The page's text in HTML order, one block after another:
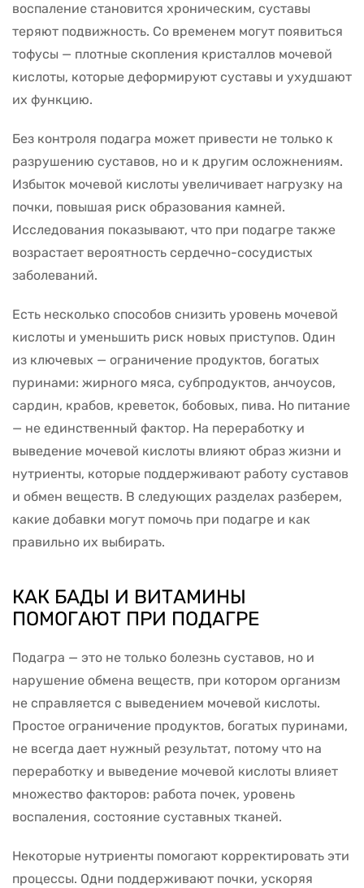
воспаление становится хроническим, суставы
теряют подвижность. Со временем могут появиться
тофусы — плотные скопления кристаллов мочевой
кислоты, которые деформируют суставы и ухудшают
их функцию.
Без контроля подагра может привести не только к
разрушению суставов, но и к другим осложнениям.
Избыток мочевой кислоты увеличивает нагрузку на
почки, повышая риск образования камней.
Исследования показывают, что при подагре также
возрастает вероятность сердечно-сосудистых
заболеваний.
Есть несколько способов снизить уровень мочевой
кислоты и уменьшить риск новых приступов. Один
из ключевых — ограничение продуктов, богатых
пуринами: жирного мяса, субпродуктов, анчоусов,
сардин, крабов, креветок, бобовых, пива. Но питание
— не единственный фактор. На переработку и
выведение мочевой кислоты влияют образ жизни и
нутриенты, которые поддерживают работу суставов
и обмен веществ. В следующих разделах разберем,
какие добавки могут помочь при подагре и как
правильно их выбирать.
КАК БАДЫ И ВИТАМИНЫ
ПОМОГАЮТ ПРИ ПОДАГРЕ
Подагра — это не только болезнь суставов, но и
нарушение обмена веществ, при котором организм
не справляется с выведением мочевой кислоты.
Простое ограничение продуктов, богатых пуринами,
не всегда дает нужный результат, потому что на
переработку и выведение мочевой кислоты влияет
множество факторов: работа почек, уровень
воспаления, состояние суставных тканей.
Некоторые нутриенты помогают корректировать эти
процессы. Одни поддерживают почки, ускоряя